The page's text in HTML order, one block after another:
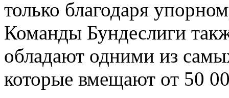
только благодаря
Команды Бундеслиги
обладают одними из
которые вмещают от 50